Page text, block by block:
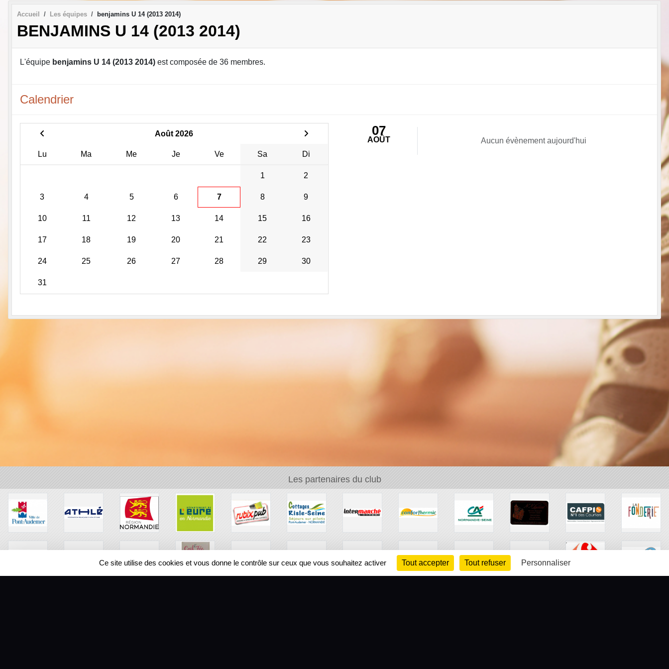
Accueil Les équipes benjamins U 14 (2013 2014)
BENJAMINS U 14 (2013 2014)
L'équipe benjamins U 14 (2013 2014) est composée de 36 membres.
Calendrier
Août 2026
Lu Ma Me Je Ve Sa Di
1 2
3 4 5 6 7 8 9
10 11 12 13 14 15 16
17 18 19 20 21 22 23
24 25 26 27 28 29 30
31
07
AOÛT Aucun évènement aujourd'hui
Les partenaires du club
Ce site utilise des cookies et vous donne le contrôle sur ceux que vous souhaitez activer Tout accepter Tout refuser Personnaliser